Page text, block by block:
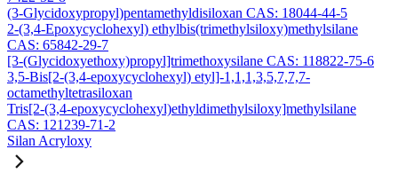
(3-Glycidoxypropyl)pentamethyldisiloxan CAS: 18044-44-5
2-(3,4-Epoxycyclohexyl) ethylbis(trimethylsiloxy)methylsilane
CAS: 65842-29-7
[3-(Glycidoxyethoxy)propyl]trimethoxysilane CAS: 118822-75-6
3,5-Bis[2-(3,4-epoxycyclohexyl) etyl]-1,1,1,3,5,7,7,7-
octamethyltetrasiloxan
Tris[2-(3,4-epoxycyclohexyl)ethyldimethylsiloxy]methylsilane
CAS: 121239-71-2
Silan Acryloxy